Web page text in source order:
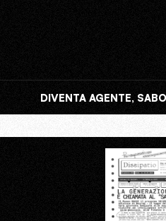
DIVENTA AGENTE,